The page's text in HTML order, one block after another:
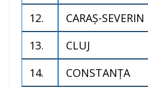
12.
CARAŞ-SEVERIN
13.
CLUJ
14.
CONSTANŢA